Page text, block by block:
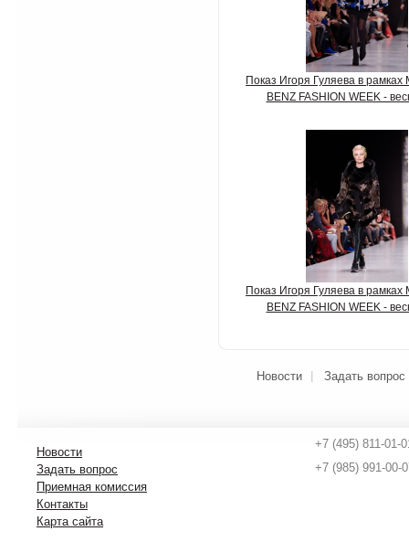
Показ Игоря Гуляева в рамках
BENZ FASHION WEEK -
Показ Игоря Гуляева в рамках
BENZ FASHION WEEK -
Новости Задать вопрос
Новости
Задать вопрос
Приемная комиссия
Контакты
Карта сайта
+7 (495) 811-01-
+7 (985) 991-00-